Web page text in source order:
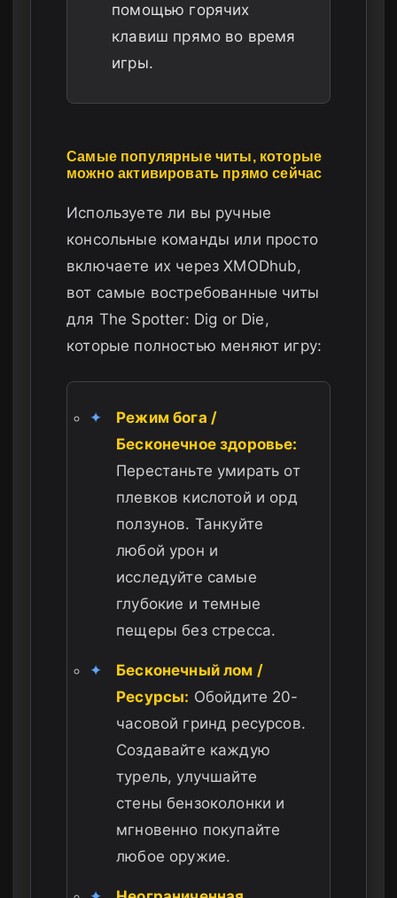
помощью горячих
клавиш прямо во время
игры.
Самые популярные читы, которые
можно активировать прямо сейчас
Используете ли вы ручные
консольные команды или просто
включаете их через XMODhub,
вот самые востребованные читы
для The Spotter: Dig or Die,
которые полностью меняют игру:
✦
Режим бога /
Бесконечное здоровье:
Перестаньте умирать от
плевков кислотой и орд
ползунов. Танкуйте
любой урон и
исследуйте самые
глубокие и темные
пещеры без стресса.
✦
Бесконечный лом /
Ресурсы: Обойдите 20-
часовой гринд ресурсов.
Создавайте каждую
турель, улучшайте
стены бензоколонки и
мгновенно покупайте
любое оружие.